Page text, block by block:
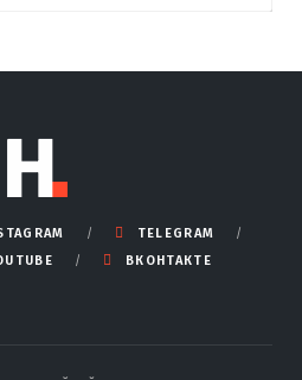
TELEGRAM
ВКОНТАКТЕ